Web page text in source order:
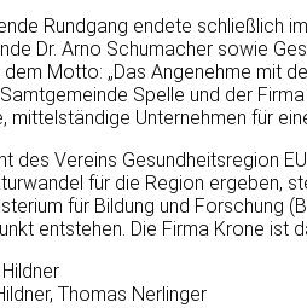
Rundgang endete schließlich
Dr. Arno Schumacher sowie
Motto: „Das Angenehme mit
Spelle und der
mittelständige Unternehmen für
des Vereins Gesundheitsregion
für die Region ergeben,
für Bildung und Forschung
entstehen. Die Firma Krone
Thomas Nerlinger